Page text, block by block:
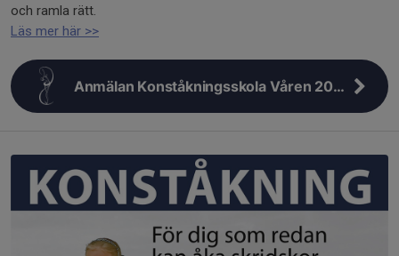
och ramla rätt.
Läs mer här >>
Anmälan Konståkningsskola Våren 2026